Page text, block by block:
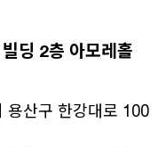
딩 2층 아모레홀
용산구 한강대로 100